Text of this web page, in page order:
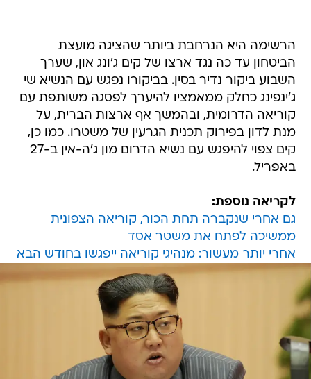
הרשימה היא הנרחבת ביותר שהציגה מועצת
הביטחון עד כה נגד ארצו של קים ג'ונג און, שערך
השבוע ביקור נדיר בסין. בביקורו נפגש עם הנשיא שי
ג'ינפינג כחלק ממאמציו להיערך לפסגה משותפת עם
קוריאה הדרומית, ובהמשך אף ארצות הברית, על
מנת לדון בפירוק תכנית הגרעין של משטרו. כמו כן,
קים צפוי להיפגש עם נשיא הדרום מון ג'ה-אין ב-27
באפריל.
לקריאה נוספת:
גם אחרי שנקברה תחת הכור, קוריאה הצפונית
ממשיכה לפתח את משטר אסד
אחרי יותר מעשור: מנהיגי קוריאה ייפגשו בחודש הבא